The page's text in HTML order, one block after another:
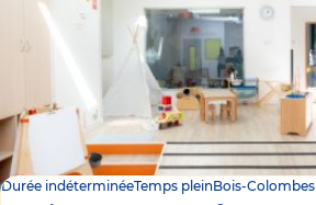
Durée indéterminéeTemps pleinBois-Colombes